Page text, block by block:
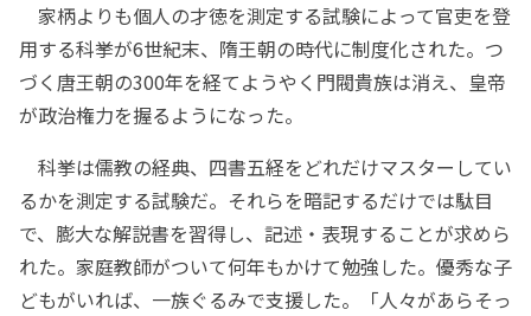
家柄よりも個人の才徳を測定する試験によって官吏を登
用する科挙が6世紀末、隋王朝の時代に制度化された。つ
づく唐王朝の300年を経てようやく門閥貴族は消え、皇帝
が政治権力を握るようになった。
科挙は儒教の経典、四書五経をどれだけマスターしてい
るかを測定する試験だ。それらを暗記するだけでは駄目
で、膨大な解説書を習得し、記述・表現することが求めら
れた。家庭教師がついて何年もかけて勉強した。優秀な子
どもがいれば、一族ぐるみで支援した。「人々があらそっ